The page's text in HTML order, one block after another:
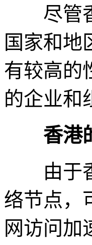
尽管香
国家和地
有较高的
的企业和
香港
由于香
络节点，
网访问加